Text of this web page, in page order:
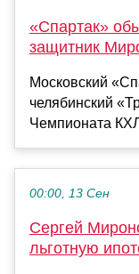
«Спартак»
защитник
Московский
челябинский
Чемпионата
00:00, 13 Сен
Сергей
льготную